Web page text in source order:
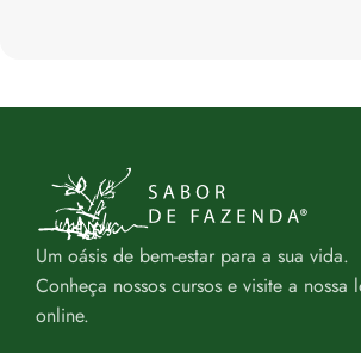
Um oásis de bem-estar para a sua vida.
Conheça nossos cursos e visite a nossa
online.